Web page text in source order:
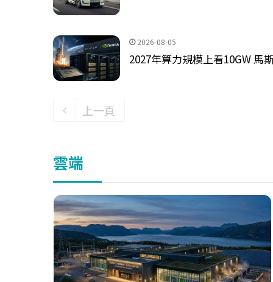
2026-08-05
2027年算力規模上看10GW
上一頁
雲端